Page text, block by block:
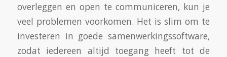
overleggen en open te communiceren, kun je
veel problemen voorkomen. Het is slim om te
investeren in goede samenwerkingssoftware,
zodat iedereen altijd toegang heeft tot de